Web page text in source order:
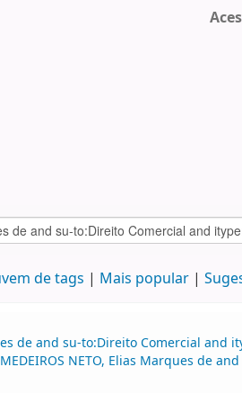
de tags Mais popular
de and su-to:Direito Comercial and
NETO, Elias Marques de